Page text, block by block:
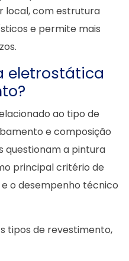
local, com estrutura
e permite mais
eletrostática
ao tipo de
e composição
questionam a pintura
principal critério de
o desempenho técnico
tipos de revestimento,